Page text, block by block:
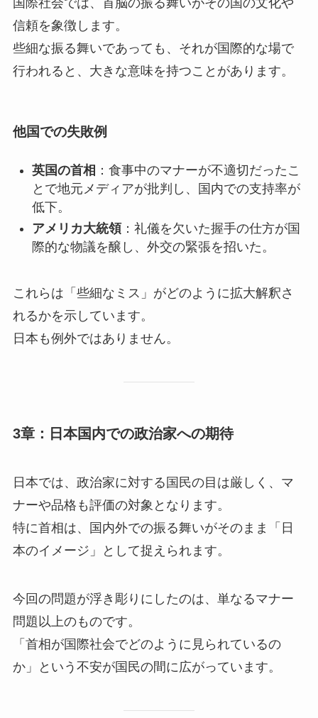
国際社会では、首脳の振る舞いがその国の文化や
信頼を象徴します。
些細な振る舞いであっても、それが国際的な場で
行われると、大きな意味を持つことがあります。
他国での失敗例
英国の首相 ：食事中のマナーが不適切だったこ
とで地元メディアが批判し、国内での支持率が
低下。
アメリカ大統領：礼儀を欠いた握手の仕方が国
際的な物議を醸し、外交の緊張を招いた。
これらは「些細なミス」がどのように拡大解釈さ
れるかを示しています。
日本も例外ではありません。
3章：日本国内での政治家への期待
日本では、政治家に対する国民の目は厳しく、マ
ナーや品格も評価の対象となります。
特に首相は、国内外での振る舞いがそのまま「日
本のイメージ」として捉えられます。
今回の問題が浮き彫りにしたのは、単なるマナー
問題以上のものです。
「首相が国際社会でどのように見られているの
か」という不安が国民の間に広がっています。